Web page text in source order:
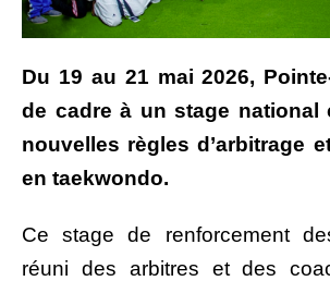
Du 19 au 21 mai 2026,
de cadre à un stage national
nouvelles règles d’arbitrage
en taekwondo.
Ce stage de renforcement
réuni des arbitres et des